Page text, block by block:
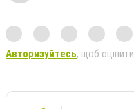
Авторизуйтесь, щоб оцінити